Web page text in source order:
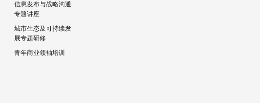
信息发布与战略沟通
专题讲座
城市生态及可持续发
展专题研修
青年商业领袖培训